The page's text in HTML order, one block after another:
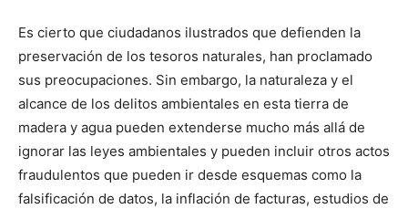
Es cierto que ciudadanos ilustrados que defienden la
preservación de los tesoros naturales, han proclamado
sus preocupaciones. Sin embargo, la naturaleza y el
alcance de los delitos ambientales en esta tierra de
madera y agua pueden extenderse mucho más allá de
ignorar las leyes ambientales y pueden incluir otros actos
fraudulentos que pueden ir desde esquemas como la
falsificación de datos, la inflación de facturas, estudios de